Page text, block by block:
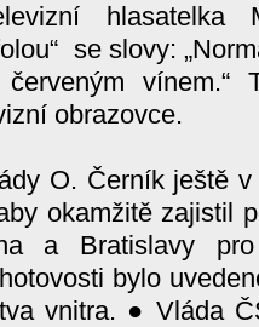
hlasatelka
se slovy:
vínem.“
obrazovce.
O. Černík ještě
okamžitě zajistil
a Bratislavy
bylo
vnitra. ● Vláda